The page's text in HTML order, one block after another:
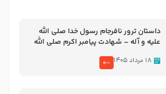
‌‌‌‌‌‌‌داستان ترور نافرجام رسول خدا صلی الله
علیه و آله – شهادت پیامبر اکرم صلی الله
۱۸ مرداد ۱۴۰۵